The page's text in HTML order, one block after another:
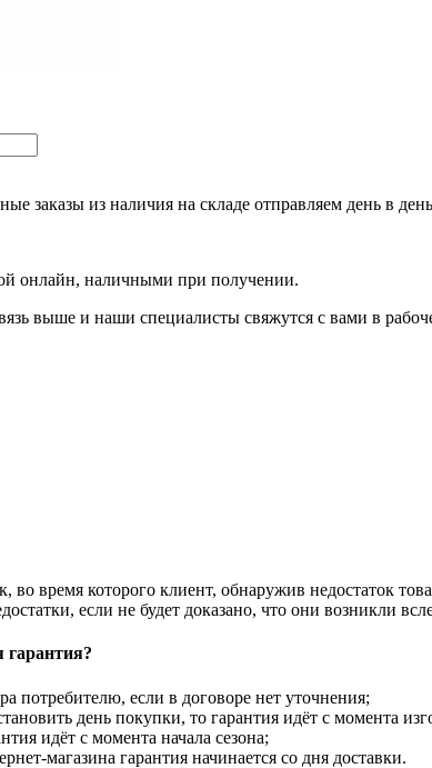
заказы из наличия на складе отправляем день в
онлайн, наличными при получении.
выше и наши специалисты свяжутся с вами в
во время которого клиент, обнаружив недостаток
если не будет доказано, что они возникли
гарантия?
потребителю, если в договоре нет уточнения;
день покупки, то гарантия идёт с момента
идёт с момента начала сезона;
магазина гарантия начинается со дня доставки.